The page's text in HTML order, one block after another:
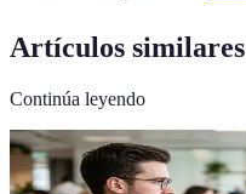
Artículos similares
Continúa leyendo